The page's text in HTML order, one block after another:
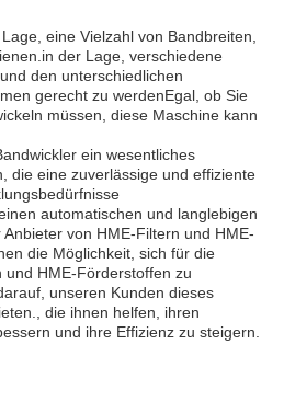
eine Vielzahl von Bandbreiten,
der Lage, verschiedene
den unterschiedlichen
gerecht zu werdenEgal, ob Sie
müssen, diese Maschine kann
ein wesentliches
die eine zuverlässige und effiziente
automatischen und langlebigen
von HME-Filtern und HME-
die Möglichkeit, sich für die
und HME-Förderstoffen zu
unseren Kunden dieses
die ihnen helfen, ihren
und ihre Effizienz zu steigern.